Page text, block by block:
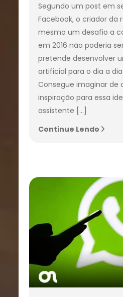
Segundo um post em
Facebook, o criador da
mesmo um desafio a
em 2016 não poderia
pretende desenvolver
artificial para o dia a
Consegue imaginar de
inspiração para essa
assistente […]
Continue Lendo